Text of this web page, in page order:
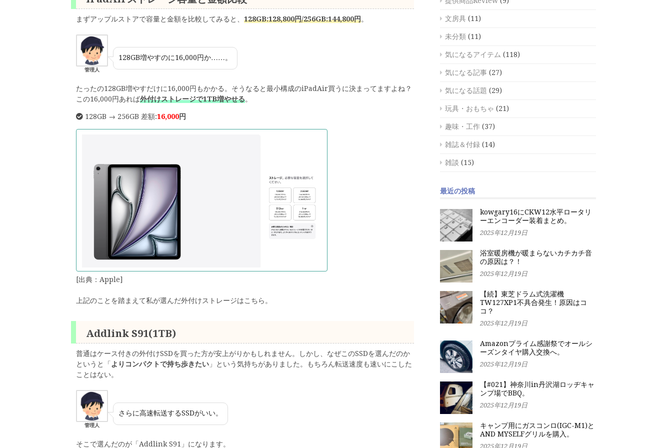
まずアップルストアで容量と金額を比較してみると、 128GB:128,800円/256GB:144,800円。
管理人
128GB増やすのに16,000円か……。
たったの128GB増やすだけに16,000円もかかる。そうなると最小構成のiPadAir買うに決まってますよね？
この16,000円あれば外付けストレージで1TB増やせる。
128GB → 256GB 差額:16,000円
[出典：Apple]
上記のことを踏まえて私が選んだ外付けストレージはこちら。
Addlink S91(1TB)
普通はケース付きの外付けSSDを買った方が安上がりかもしれません。しかし、なぜこのSSDを選んだのか
というと「 よりコンパクトで持ち歩きたい 」という気持ちがありました。もちろん転送速度も速いにこした
ことはない。
管理人
さらに高速転送するSSDがいい。
そこで選んだのが「Addlink S91」になります。
文房具 (11)
未分類 (11)
気になるアイテム (118)
気になる記事 (27)
気になる話題 (29)
玩具・おもちゃ (21)
趣味・工作 (37)
雑誌＆付録 (14)
雑談 (15)
最近の投稿
kowgary16にCKW12水平ロータリ
ーエンコーダー装着まとめ。
2025年12月19日
浴室暖房機が暖まらないカチカチ音
の原因は？！
2025年12月19日
【続】東芝ドラム式洗濯機
TW127XP1不具合発生！原因はコ
コ？
2025年12月19日
Amazonプライム感謝祭でオールシ
ーズンタイヤ購入交換へ。
2025年12月19日
【#021】神奈川in丹沢湖ロッヂキャ
ンプ場でBBQ。
2025年12月19日
キャンプ用にガスコンロ(IGC-M1)と
AND MYSELFグリルを購入。
2025年12月19日